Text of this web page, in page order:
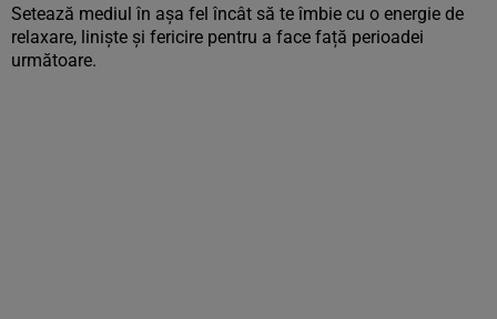
Setează mediul în așa fel încât să te îmbie cu o energie de
relaxare, liniște și fericire pentru a face față perioadei
următoare.